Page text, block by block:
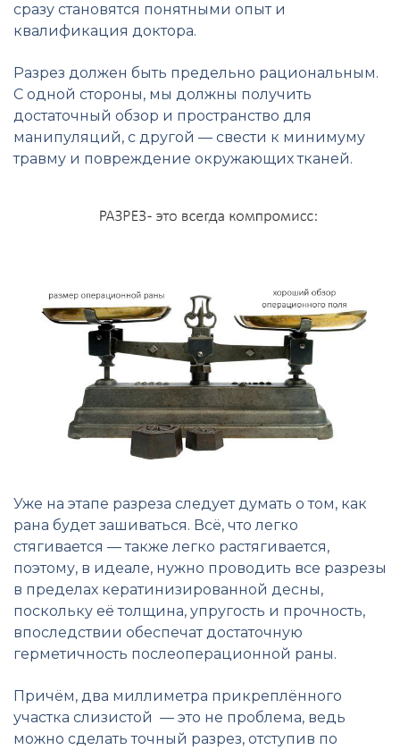
сразу становятся понятными опыт и
квалификация доктора.
Разрез должен быть предельно рациональным.
С одной стороны, мы должны получить
достаточный обзор и пространство для
манипуляций, с другой — свести к минимуму
травму и повреждение окружающих тканей.
Уже на этапе разреза следует думать о том, как
рана будет зашиваться. Всё, что легко
стягивается — также легко растягивается,
поэтому, в идеале, нужно проводить все разрезы
в пределах кератинизированной десны,
поскольку её толщина, упругость и прочность,
впоследствии обеспечат достаточную
герметичность послеоперационной раны.
Причём, два миллиметра прикреплённого
участка слизистой — это не проблема, ведь
можно сделать точный разрез, отступив по